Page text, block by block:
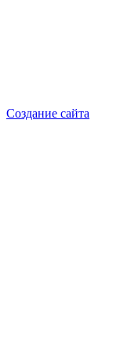
Создание сайта